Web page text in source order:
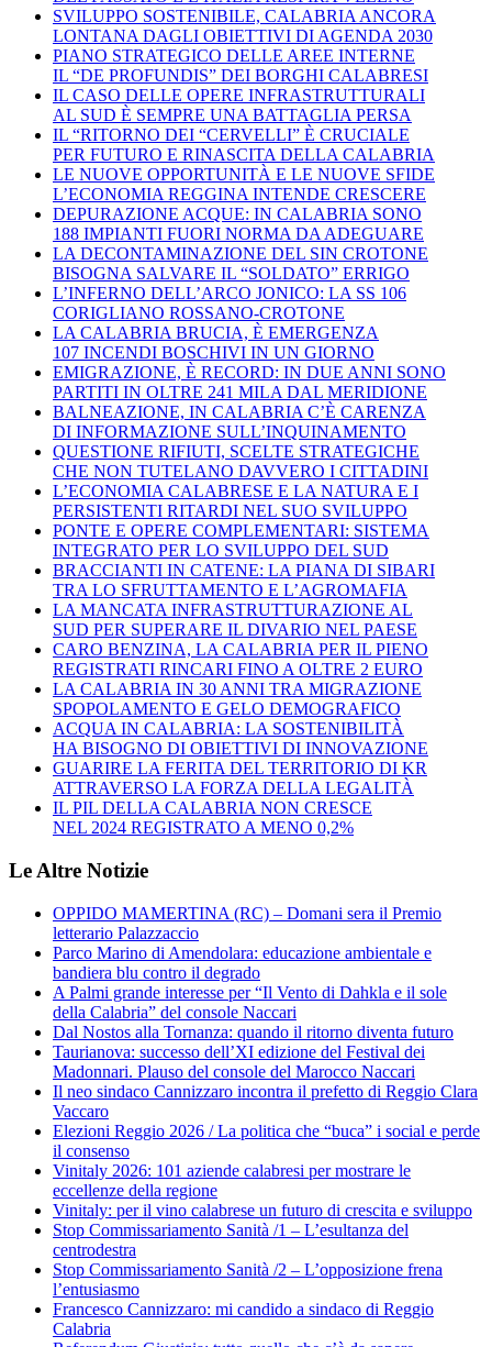
SVILUPPO SOSTENIBILE, CALABRIA ANCORA
LONTANA DAGLI OBIETTIVI DI AGENDA 2030
PIANO STRATEGICO DELLE AREE INTERNE
IL “DE PROFUNDIS” DEI BORGHI CALABRESI
IL CASO DELLE OPERE INFRASTRUTTURALI
AL SUD È SEMPRE UNA BATTAGLIA PERSA
IL “RITORNO DEI “CERVELLI” È CRUCIALE
PER FUTURO E RINASCITA DELLA CALABRIA
LE NUOVE OPPORTUNITÀ E LE NUOVE SFIDE
L’ECONOMIA REGGINA INTENDE CRESCERE
DEPURAZIONE ACQUE: IN CALABRIA SONO
188 IMPIANTI FUORI NORMA DA ADEGUARE
LA DECONTAMINAZIONE DEL SIN CROTONE
BISOGNA SALVARE IL “SOLDATO” ERRIGO
L’INFERNO DELL’ARCO JONICO: LA SS 106
CORIGLIANO ROSSANO-CROTONE
LA CALABRIA BRUCIA, È EMERGENZA
107 INCENDI BOSCHIVI IN UN GIORNO
EMIGRAZIONE, È RECORD: IN DUE ANNI SONO
PARTITI IN OLTRE 241 MILA DAL MERIDIONE
BALNEAZIONE, IN CALABRIA C’È CARENZA
DI INFORMAZIONE SULL’INQUINAMENTO
QUESTIONE RIFIUTI, SCELTE STRATEGICHE
CHE NON TUTELANO DAVVERO I CITTADINI
L’ECONOMIA CALABRESE E LA NATURA E I
PERSISTENTI RITARDI NEL SUO SVILUPPO
PONTE E OPERE COMPLEMENTARI: SISTEMA
INTEGRATO PER LO SVILUPPO DEL SUD
BRACCIANTI IN CATENE: LA PIANA DI SIBARI
TRA LO SFRUTTAMENTO E L’AGROMAFIA
LA MANCATA INFRASTRUTTURAZIONE AL
SUD PER SUPERARE IL DIVARIO NEL PAESE
CARO BENZINA, LA CALABRIA PER IL PIENO
REGISTRATI RINCARI FINO A OLTRE 2 EURO
LA CALABRIA IN 30 ANNI TRA MIGRAZIONE
SPOPOLAMENTO E GELO DEMOGRAFICO
ACQUA IN CALABRIA: LA SOSTENIBILITÀ
HA BISOGNO DI OBIETTIVI DI INNOVAZIONE
GUARIRE LA FERITA DEL TERRITORIO DI KR
ATTRAVERSO LA FORZA DELLA LEGALITÀ
IL PIL DELLA CALABRIA NON CRESCE
NEL 2024 REGISTRATO A MENO 0,2%
Le Altre Notizie
OPPIDO MAMERTINA (RC) – Domani sera il Premio
letterario Palazzaccio
Parco Marino di Amendolara: educazione ambientale e
bandiera blu contro il degrado
A Palmi grande interesse per “Il Vento di Dahkla e il sole
della Calabria” del console Naccari
Dal Nostos alla Tornanza: quando il ritorno diventa futuro
Taurianova: successo dell’XI edizione del Festival dei
Madonnari. Plauso del console del Marocco Naccari
Il neo sindaco Cannizzaro incontra il prefetto di Reggio Clara
Vaccaro
Elezioni Reggio 2026 / La politica che “buca” i social e perde
il consenso
Vinitaly 2026: 101 aziende calabresi per mostrare le
eccellenze della regione
Vinitaly: per il vino calabrese un futuro di crescita e sviluppo
Stop Commissariamento Sanità /1 – L’esultanza del
centrodestra
Stop Commissariamento Sanità /2 – L’opposizione frena
l’entusiasmo
Francesco Cannizzaro: mi candido a sindaco di Reggio
Calabria